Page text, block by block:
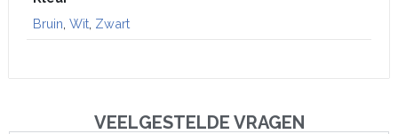
Bruin ,Wit Zwart
VEELGESTELDE VRAGEN